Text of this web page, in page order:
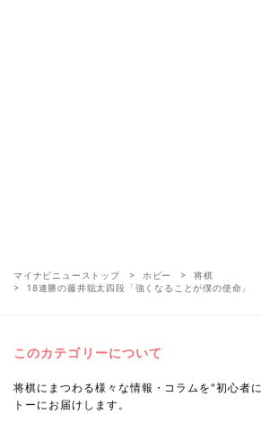
マイナビニューストップ ホビー
将棋
18連勝の藤井聡太四段「強くなることが僕の使命」
このカテゴリーについて
将棋にまつわる様々な情報・コラムを"初心者
トーにお届けします。